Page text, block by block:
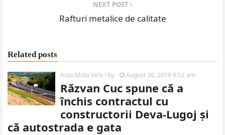
NEXT POST
Rafturi metalice de calitate
Related posts
Auto Moto Velo/ by- August 30, 2019 9:52 am
Răzvan Cuc spune că a
închis contractul cu
constructorii Deva-Lugoj și
că autostrada e gata